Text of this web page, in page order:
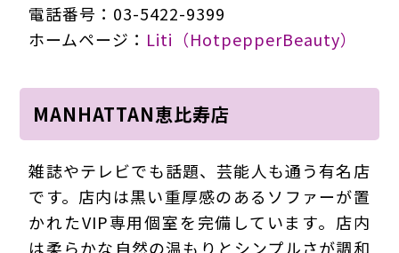
電話番号：03-5422-9399
ホームページ： Liti（HotpepperBeauty）
MANHATTAN恵比寿店
雑誌やテレビでも話題、芸能人も通う有名店
です。店内は黒い重厚感のあるソファーが置
かれたVIP専用個室を完備しています。店内
は柔らかな自然の温もりとシンプルさが調和